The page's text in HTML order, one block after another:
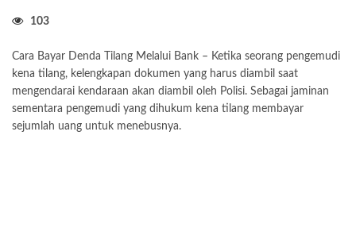
103
Cara Bayar Denda Tilang Melalui Bank – Ketika seorang pengemudi
kena tilang, kelengkapan dokumen yang harus diambil saat
mengendarai kendaraan akan diambil oleh Polisi. Sebagai jaminan
sementara pengemudi yang dihukum kena tilang membayar
sejumlah uang untuk menebusnya.